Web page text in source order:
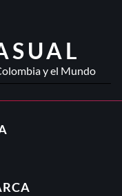
y el Mundo